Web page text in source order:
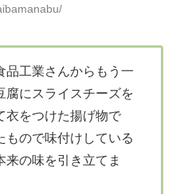
品工業さんからもう一
腐にスライスチーズを
衣をつけた揚げ物で
もので味付けしている
の味を引き立てま